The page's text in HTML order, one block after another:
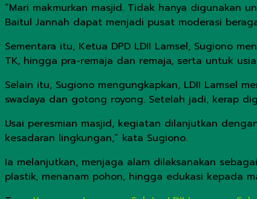
“Mari makmurkan masjid. Tidak hanya digunakan
Baitul Jannah dapat menjadi pusat moderasi
Sementara itu, Ketua DPD LDII Lamsel, Sugiono
TK, hingga pra-remaja dan remaja, serta untuk
Selain itu, Sugiono mengungkapkan, LDII Lamsel
swadaya dan gotong royong. Setelah jadi, kerap
Usai peresmian masjid, kegiatan dilanjutkan
kesadaran lingkungan,” kata Sugiono.
Ia melanjutkan, menjaga alam dilaksanakan
plastik, menanam pohon, hingga edukasi kepada